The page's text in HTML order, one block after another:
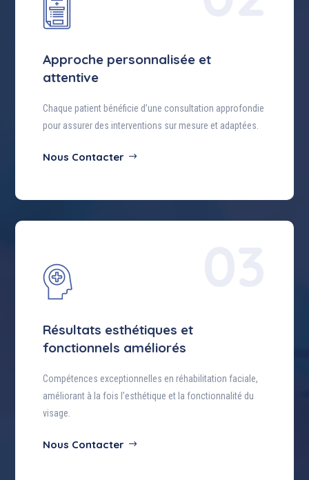
Approche personnalisée et
attentive
Chaque patient bénéficie d’une consultation approfondie
pour assurer des interventions sur mesure et adaptées.
Nous Contacter
Résultats esthétiques et
fonctionnels améliorés
Compétences exceptionnelles en réhabilitation faciale,
améliorant à la fois l’esthétique et la fonctionnalité du
visage.
Nous Contacter